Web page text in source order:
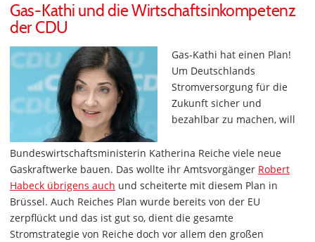
Gas-Kathi und die Wirtschaftsinkompetenz
der CDU
Gas-Kathi hat einen Plan!
Um Deutschlands
Stromversorgung für die
Zukunft sicher und
bezahlbar zu machen, will
Bundeswirtschaftsministerin Katherina Reiche viele neue
Gaskraftwerke bauen. Das wollte ihr Amtsvorgänger Robert
Habeck übrigens auch und scheiterte mit diesem Plan in
Brüssel. Auch Reiches Plan wurde bereits von der EU
zerpflückt und das ist gut so, dient die gesamte
Stromstrategie von Reiche doch vor allem den großen